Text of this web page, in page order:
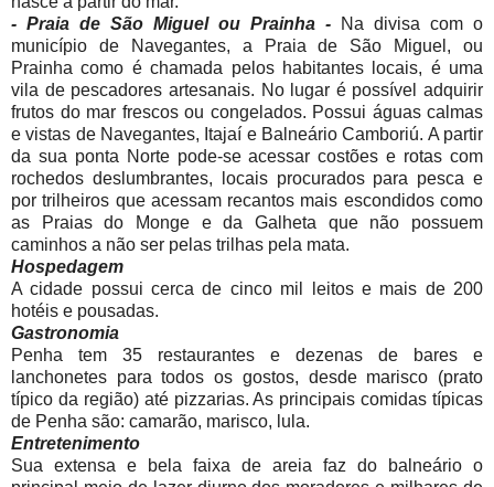
- Praia de São Miguel ou Prainha - Na divisa com o
município de Navegantes, a Praia de São Miguel, ou
Prainha como é chamada pelos habitantes locais, é uma
vila de pescadores artesanais. No lugar é possível adquirir
frutos do mar frescos ou congelados. Possui águas calmas
e vistas de Navegantes, Itajaí e Balneário Camboriú. A partir
da sua ponta Norte pode-se acessar costões e rotas com
rochedos deslumbrantes, locais procurados para pesca e
por trilheiros que acessam recantos mais escondidos como
as Praias do Monge e da Galheta que não possuem
caminhos a não ser pelas trilhas pela mata.
Hospedagem
A cidade possui cerca de cinco mil leitos e mais de 200
hotéis e pousadas.
Gastronomia
Penha tem 35 restaurantes e dezenas de bares e
lanchonetes para todos os gostos, desde marisco (prato
típico da região) até pizzarias. As principais comidas típicas
de Penha são: camarão, marisco, lula.
Entretenimento
Sua extensa e bela faixa de areia faz do balneário o